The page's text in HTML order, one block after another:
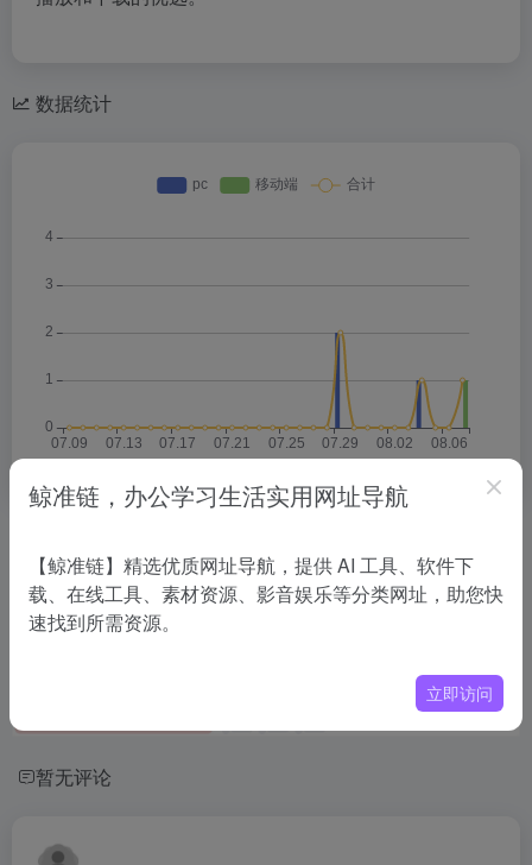
数据统计
暂无评论
鲸准链，办公学习生活实用网址导航
【鲸准链】精选优质网址导航，提供 AI 工具、软件下
载、在线工具、素材资源、影音娱乐等分类网址，助您快
速找到所需资源。
立即访问